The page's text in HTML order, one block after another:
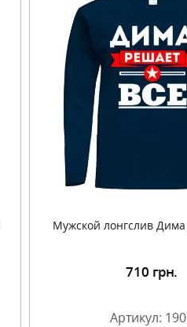
Мужской лонгслив
710 грн.
Артикул: